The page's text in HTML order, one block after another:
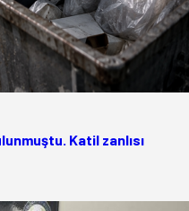
Katil zanlısı